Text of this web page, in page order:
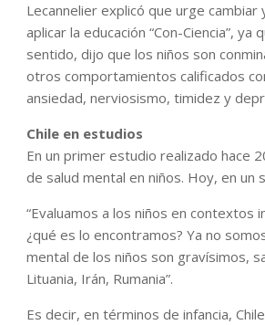
Lecannelier explicó que urge
aplicar la educación “Con-Ciencia”,
sentido, dijo que los niños son
otros comportamientos calificados
ansiedad, nerviosismo, timidez y
Chile en estudios
En un primer estudio realizado hace
de salud mental en niños. Hoy, en
“Evaluamos a los niños en contextos
¿qué es lo encontramos? Ya no
mental de los niños son gravísimos,
Lituania, Irán, Rumania”.
Es decir, en términos de infancia,